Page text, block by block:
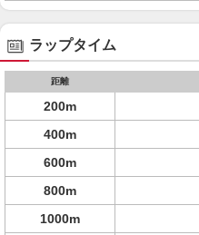
ラップタイム
距離
200m
400m
600m
800m
1000m